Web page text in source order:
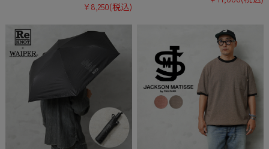
¥8,250(税込)